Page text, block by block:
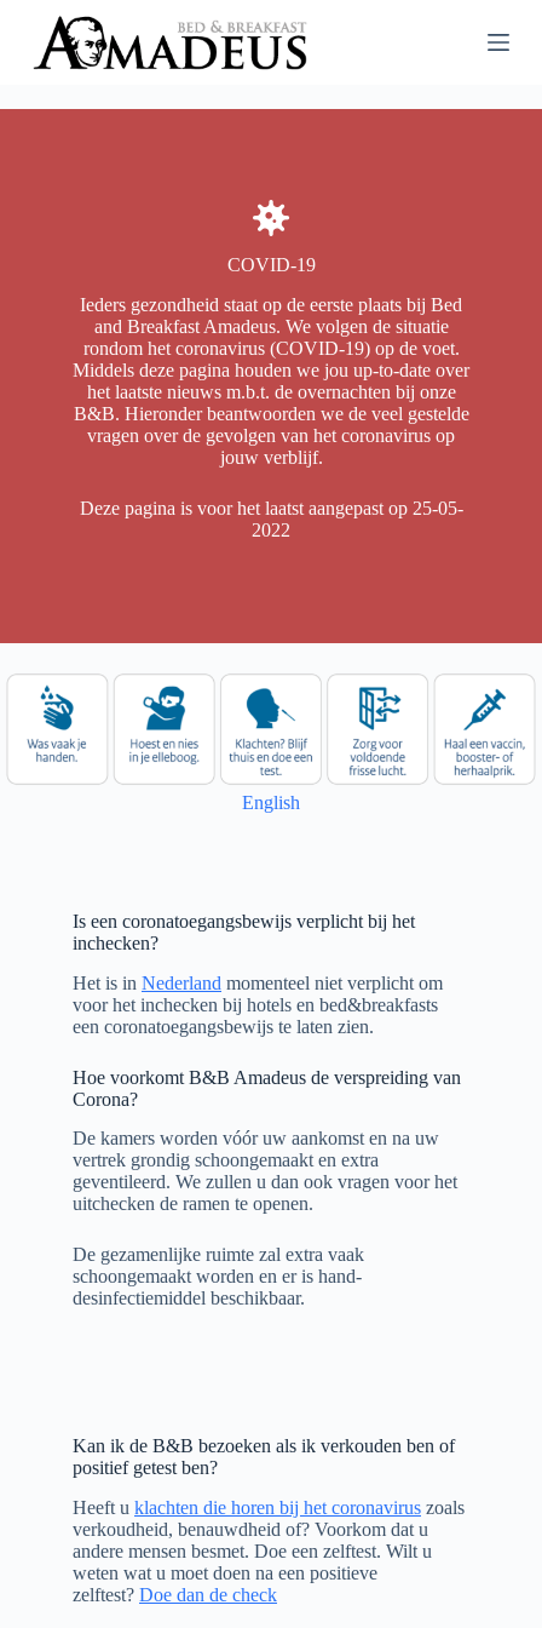
n
a
COVID-19
Ieders gezondheid staat op de eerste plaats bij Bed
and Breakfast Amadeus. We volgen de situatie
rondom het coronavirus (COVID-19) op de voet.
Middels deze pagina houden we jou up-to-date over
het laatste nieuws m.b.t. de overnachten bij onze
B&B. Hieronder beantwoorden we de veel gestelde
vragen over de gevolgen van het coronavirus op
jouw verblijf.
Deze pagina is voor het laatst aangepast op 25-05-
2022
English
Is een coronatoegangsbewijs verplicht bij het
inchecken?
Het is in Nederland momenteel niet verplicht om
voor het inchecken bij hotels en bed&breakfasts
een coronatoegangsbewijs te laten zien.
Hoe voorkomt B&B Amadeus de verspreiding van
Corona?
De kamers worden vóór uw aankomst en na uw
vertrek grondig schoongemaakt en extra
geventileerd. We zullen u dan ook vragen voor het
uitchecken de ramen te openen.
De gezamenlijke ruimte zal extra vaak
schoongemaakt worden en er is hand-
desinfectiemiddel beschikbaar.
Kan ik de B&B bezoeken als ik verkouden ben of
positief getest ben?
Heeft u klachten die horen bij het coronavirus zoals
verkoudheid, benauwdheid of? Voorkom dat u
andere mensen besmet. Doe een zelftest. Wilt u
weten wat u moet doen na een positieve
zelftest? Doe dan de check